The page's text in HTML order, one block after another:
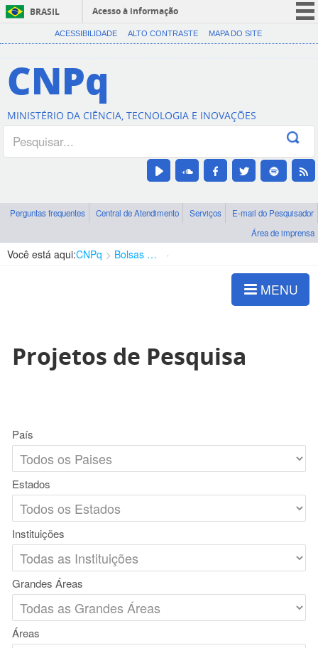
BRASIL
Acesso à informação
CORONAVÍRUS (COVID-19)
Canais
ACESSIBILIDADE ALTO CONTRASTE MAPA DO SITE
CNPq
MINISTÉRIO DA CIÊNCIA, TECNOLOGIA E INOVAÇÕES
Perguntas frequentes Central de Atendimento Serviços
E-mail do Pesquisador
Área de imprensa
Você está aqui:CNPq Bolsas e Auxílios Vigentes
MENU
Projetos de Pesquisa
País
Estados
Instituições
Grandes Áreas
Áreas